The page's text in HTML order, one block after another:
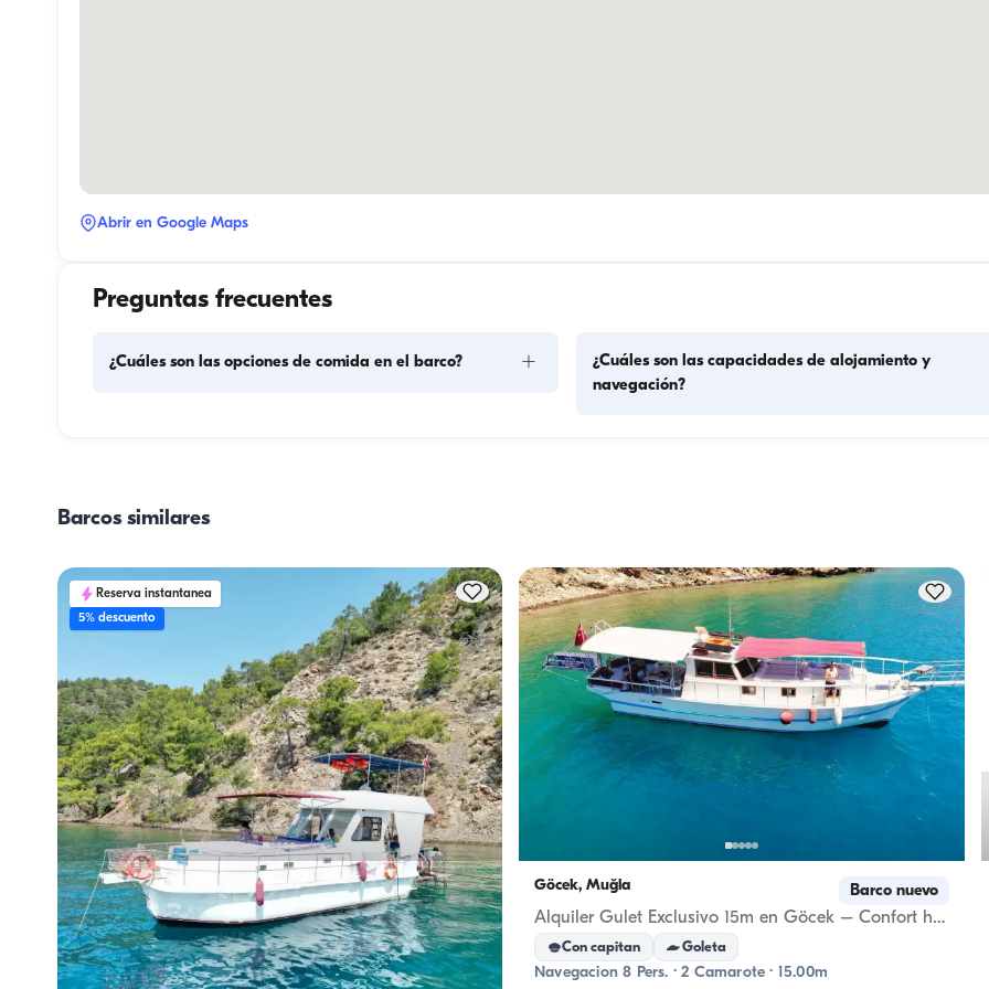
Abrir en Google Maps
Preguntas frecuentes
¿Cuáles son las opciones de comida en el barco? +
La preparación de las comidas corre a cargo de la tripulación.
¿Cuáles son las capacidades de alojamiento y
navegación?
capacidad de navegación.
Barcos similares
Reserva instantanea
5% descuento
Göcek, Muğla Barco nuevo
10-Personas de Capacidad, Crew-On-Board & Fuel-Included Alquiler de Yate
Con capitan Barco
Navegacion 10 Pers. · 3 Camarote · 12.00m
Göcek, Muğla Barco nuevo
Alquiler Gulet Exclusivo 15m en Göcek – Confort hasta 8
Con capitan Goleta
Navegacion 8 Pers. · 2 Camarote · 15.00m